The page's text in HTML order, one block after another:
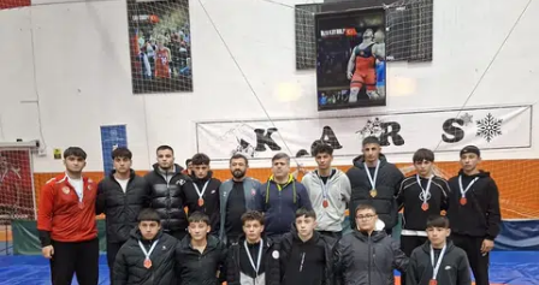
Bursa
Çanakkale
Çankırı
Çorum
Denizli
Diyarbakır